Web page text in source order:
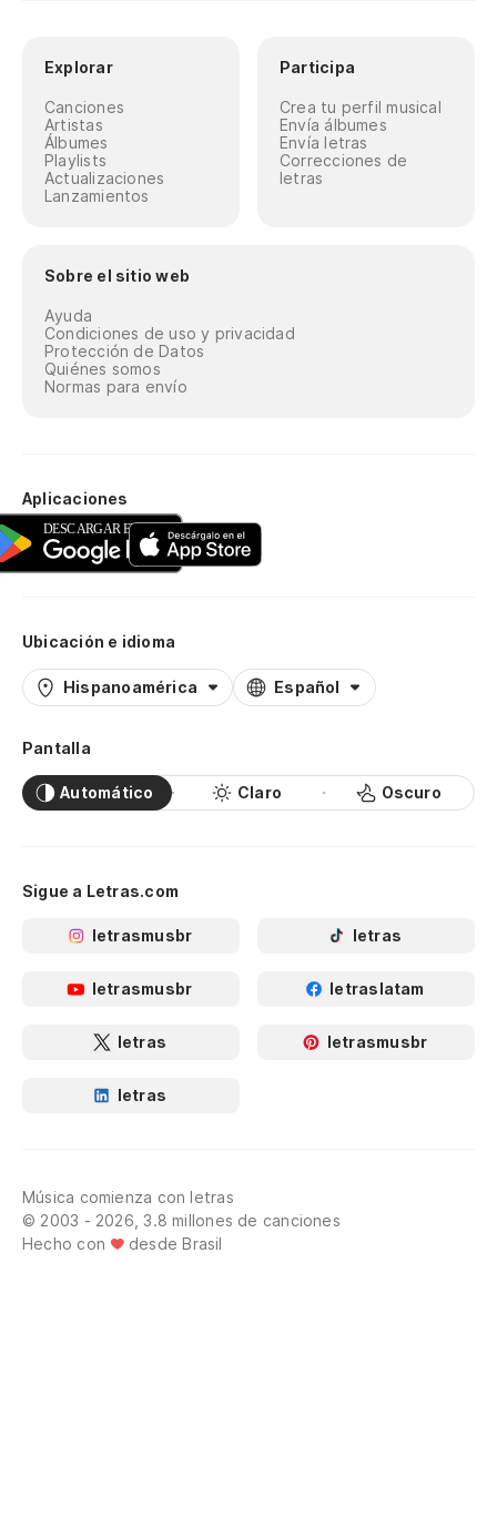
Explorar
Canciones
Artistas
Álbumes
Playlists
Actualizaciones
Lanzamientos
Participa
Crea tu perfil musical
Envía álbumes
Envía letras
Correcciones de
letras
Sobre el sitio web
Ayuda
Condiciones de uso y privacidad
Protección de Datos
Quiénes somos
Normas para envío
Aplicaciones
Ubicación e idioma
Hispanoamérica Español
Pantalla
Automático Claro Oscuro
Sigue a Letras.com
letrasmusbr letras
letrasmusbr letraslatam
letras letrasmusbr
letras
Música comienza con letras
© 2003 - 2026, 3.8 millones de canciones
Hecho con
desde Brasil